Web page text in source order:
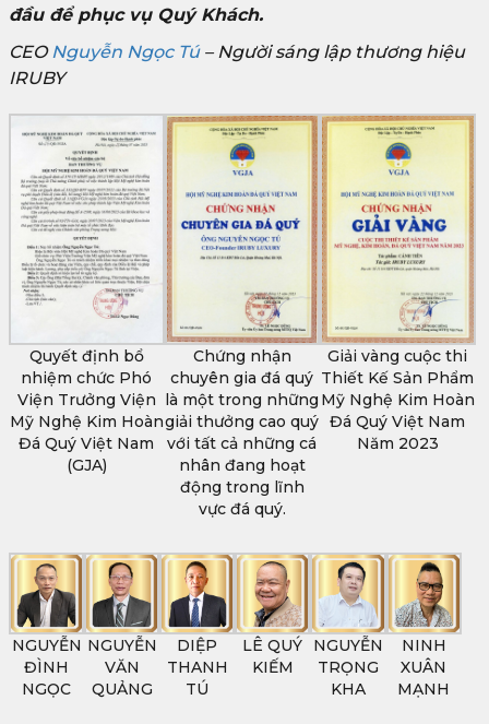
đầu để phục vụ Quý Khách.
CEONguyễn Ngọc Tú– Người sáng lập thương hiệu
IRUBY
Quyết định bổ
nhiệm chức Phó
Viện Trưởng Viện
Mỹ Nghệ Kim Hoàn
Đá Quý Việt Nam
(GJA)
Chứng nhận
chuyên gia đá quý
là một trong những
giải thưởng cao quý
với tất cả những cá
nhân đang hoạt
động trong lĩnh
vực đá quý.
Giải vàng cuộc thi
Thiết Kế Sản Phẩm
Mỹ Nghệ Kim Hoàn
Đá Quý Việt Nam
Năm 2023
NGUYỄN
ĐÌNH
NGỌC
NGUYỄN
VĂN
QUẢNG
DIỆP
THANH
TÚ
LÊ QUÝ
KIẾM
NGUYỄN
TRỌNG
KHA
NINH
XUÂN
MẠNH